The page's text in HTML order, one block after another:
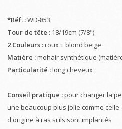
*Réf. :WD-853
Tour de tête : 18/19cm (7/8")
2 Couleurs :roux + blond beige
Matière :mohair synthétique
Particularité :long cheveux
Conseil pratique :pour changer la
une beaucoup plus jolie comme
d'origine à ras si ils sont implantés